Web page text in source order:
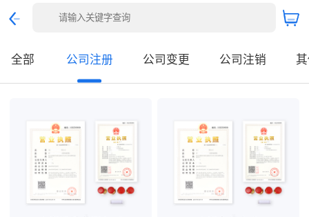
全部 公司注册 公司变更 公司注销